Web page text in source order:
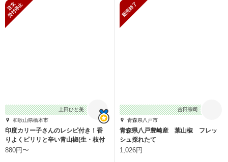
上田ひと美
和歌山県橋本市
印度カリー子さんのレシピ付き！香
りよくピリリと辛い青山椒(生・枝付
き）谷奥深産
880円〜
吉田宗司
青森県八戸市
青森県八戸豊崎産 葉山椒 フレッ
シュ採れたて
1,026円